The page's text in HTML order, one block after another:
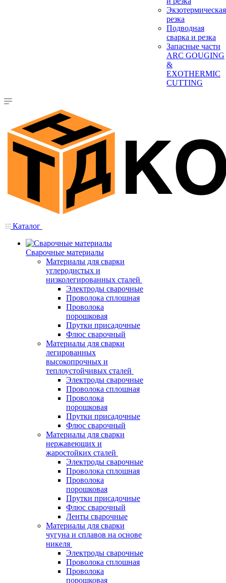
Экзотермическая
резка
Подводная
сварка и резка
Запасные части
ARC GOUGING
&
EXOTHERMIC
CUTTING
Каталог
Сварочные материалы
Материалы для сварки
углеродистых и
низколегированных сталей
Электроды сварочные
Проволока сплошная
Проволока
порошковая
Прутки присадочные
Флюс сварочный
Материалы для сварки
легированных
высокопрочных и
теплоустойчивых сталей
Электроды сварочные
Проволока сплошная
Проволока
порошковая
Прутки присадочные
Флюс сварочный
Материалы для сварки
нержавеющих и
жаростойких сталей
Электроды сварочные
Проволока сплошная
Проволока
порошковая
Прутки присадочные
Флюс сварочный
Ленты сварочные
Материалы для сварки
чугуна и сплавов на основе
никеля
Электроды сварочные
Проволока сплошная
Проволока
порошковая